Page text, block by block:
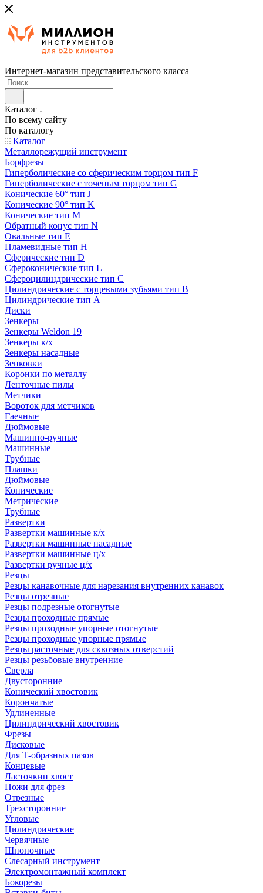
Интернет-магазин представительского класса
Каталог
По всему сайту
По каталогу
Каталог
Металлорежущий инструмент
Борфрезы
Гиперболические cо сферическим торцом тип F
Гиперболические с точеным торцом тип G
Конические 60° тип J
Конические 90° тип K
Конические тип M
Обратный конус тип N
Овальные тип E
Пламевидные тип H
Сферические тип D
Сфероконические тип L
Сфероцилиндрические тип C
Цилиндрические с торцевыми зубьями тип B
Цилиндрические тип А
Диски
Зенкеры
Зенкеры Weldon 19
Зенкеры к/х
Зенкеры насадные
Зенковки
Коронки по металлу
Ленточные пилы
Метчики
Вороток для метчиков
Гаечные
Дюймовые
Машинно-ручные
Машинные
Трубные
Плашки
Дюймовые
Конические
Метрические
Трубные
Развертки
Развертки машинные к/х
Развертки машинные насадные
Развертки машинные ц/х
Развертки ручные ц/х
Резцы
Резцы канавочные для нарезания внутренних канавок
Резцы отрезные
Резцы подрезные отогнутые
Резцы проходные прямые
Резцы проходные упорные отогнутые
Резцы проходные упорные прямые
Резцы расточные для сквозных отверстий
Резцы резьбовые внутренние
Сверла
Двусторонние
Конический хвостовик
Корончатые
Удлиненные
Цилиндрический хвостовик
Фрезы
Дисковые
Для Т-образных пазов
Концевые
Ласточкин хвост
Ножи для фрез
Отрезные
Трехсторонние
Угловые
Цилиндрические
Червячные
Шпоночные
Слесарный инструмент
Электромонтажный комплект
Бокорезы